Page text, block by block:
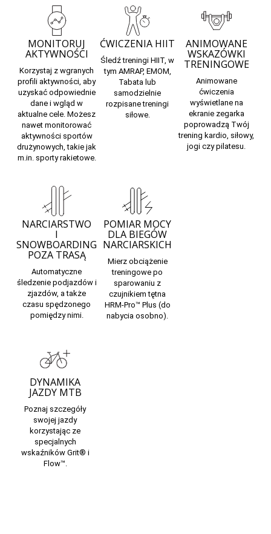
MONITORUJ
AKTYWNOŚCI
Korzystaj z wgranych
profili aktywności, aby
uzyskać odpowiednie
dane i wgląd w
aktualne cele. Możesz
nawet monitorować
aktywności sportów
drużynowych, takie jak
m.in. sporty rakietowe.
ĆWICZENIA HIIT
Śledź treningi HIIT, w
tym AMRAP, EMOM,
Tabata lub
samodzielnie
rozpisane treningi
siłowe.
ANIMOWANE
WSKAZÓWKI
TRENINGOWE
Animowane
ćwiczenia
wyświetlane na
ekranie zegarka
poprowadzą Twój
trening kardio, siłowy,
jogi czy pilatesu.
NARCIARSTWO
I
SNOWBOARDING
POZA TRASĄ
Automatyczne
śledzenie podjazdów i
zjazdów, a także
czasu spędzonego
pomiędzy nimi.
POMIAR MOCY
DLA BIEGÓW
NARCIARSKICH
Mierz obciążenie
treningowe po
sparowaniu z
czujnikiem tętna
HRM-Pro™ Plus (do
nabycia osobno).
DYNAMIKA
JAZDY MTB
Poznaj szczegóły
swojej jazdy
korzystając ze
specjalnych
wskaźników Grit® i
Flow™.